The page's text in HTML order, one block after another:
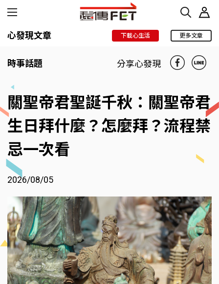
心發現文章 下載心生活 更多文章
時事話題 分享心發現
關聖帝君聖誕千秋：關聖帝君
生日拜什麼？怎麼拜？流程禁
忌一次看
2026/08/05